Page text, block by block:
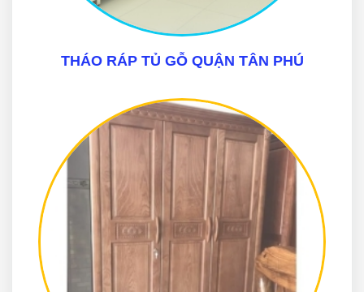
THÁO RÁP TỦ GỖ QUẬN TÂN PHÚ